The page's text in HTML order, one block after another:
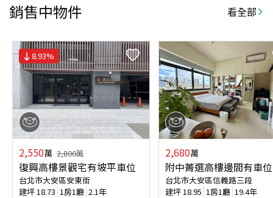
銷售中物件 看全部
8.93%
2,550萬 2,800萬
復興高樓景觀宅有坡平車位
台北市大安區安東街
建坪18.73 1房1廳 2.1年
2,680萬
附中菁選高樓邊間有車位
台北市大安區信義路三段
建坪18.95 1房1廳 19.4年